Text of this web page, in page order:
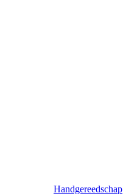
Handgereedschap